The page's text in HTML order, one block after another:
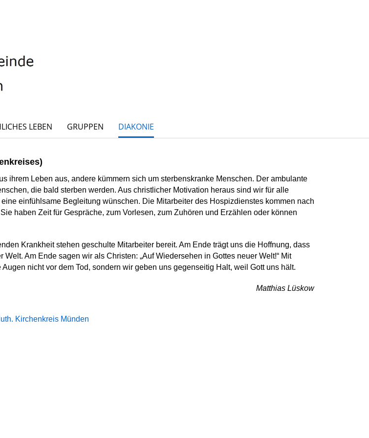
LEBEN GRUPPEN DIAKONIE
ihrem Leben aus, andere kümmern sich um sterbenskranke Menschen. Der ambulante
die bald sterben werden. Aus christlicher Motivation heraus sind wir für alle
einfühlsame Begleitung wünschen. Die Mitarbeiter des Hospizdienstes kommen nach
haben Zeit für Gespräche, zum Vorlesen, zum Zuhören und Erzählen oder können
Krankheit stehen geschulte Mitarbeiter bereit. Am Ende trägt uns die Hoffnung, dass
Welt. Am Ende sagen wir als Christen: „Auf Wiedersehen in Gottes neuer Welt!“ Mit
nicht vor dem Tod, sondern wir geben uns gegenseitig Halt, weil Gott uns hält.
Matthias Lüskow
Kirchenkreis Münden